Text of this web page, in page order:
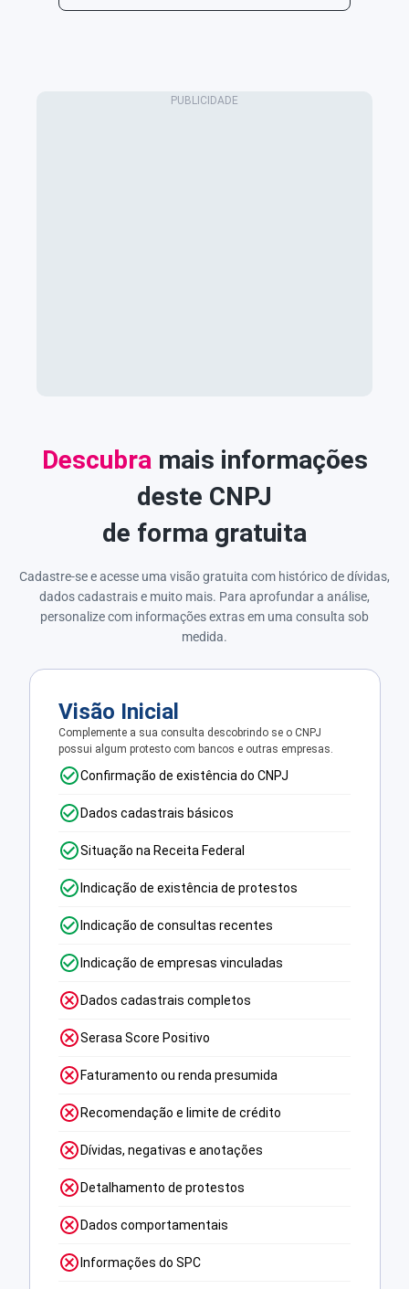
Descubramais informações
deste CNPJ
de forma gratuita
Cadastre-se e acesse uma visão gratuita com histórico de dívidas,
dados cadastrais e muito mais. Para aprofundar a análise,
personalize com informações extras em uma consulta sob
medida.
Visão Inicial
Complemente a sua consulta descobrindo se o CNPJ
possui algum protesto com bancos e outras empresas.
Confirmação de existência do CNPJ
Dados cadastrais básicos
Situação na Receita Federal
Indicação de existência de protestos
Indicação de consultas recentes
Indicação de empresas vinculadas
Dados cadastrais completos
Serasa Score Positivo
Faturamento ou renda presumida
Recomendação e limite de crédito
Dívidas, negativas e anotações
Detalhamento de protestos
Dados comportamentais
Informações do SPC